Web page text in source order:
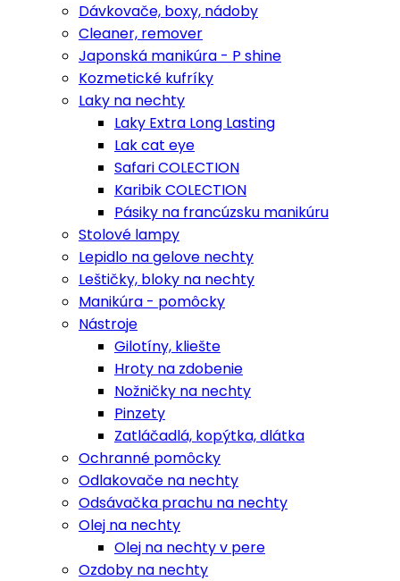
Dávkovače, boxy, nádoby
Cleaner, remover
Japonská manikúra - P shine
Kozmetické kufríky
Laky na nechty
Laky Extra Long Lasting
Lak cat eye
Safari COLECTION
Karibik COLECTION
Pásiky na francúzsku manikúru
Stolové lampy
Lepidlo na gelove nechty
Leštičky, bloky na nechty
Manikúra - pomôcky
Nástroje
Gilotíny, kliešte
Hroty na zdobenie
Nožničky na nechty
Pinzety
Zatláčadlá, kopýtka, dlátka
Ochranné pomôcky
Odlakovače na nechty
Odsávačka prachu na nechty
Olej na nechty
Olej na nechty v pere
Ozdoby na nechty